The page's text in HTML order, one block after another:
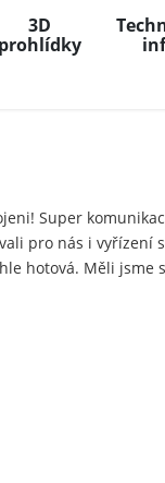
3D
prohlídky
Super
pro nás i
hotová. Měli